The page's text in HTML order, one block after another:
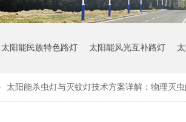
太阳能民族特色路灯 太阳能风光互补路灯
太阳能杀虫灯与灭蚊灯技术方案详解：物理灭